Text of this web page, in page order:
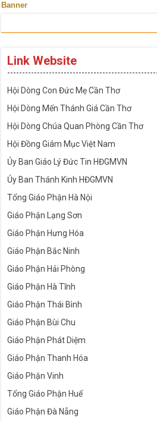
Banner
Link Website
Hội Dòng Con Đức Mẹ Cần Thơ
Hội Dòng Mến Thánh Giá Cần Thơ
Hội Dòng Chúa Quan Phòng Cần Thơ
Hội Đồng Giám Mục Việt Nam
Ủy Ban Giáo Lý Đức Tin HĐGMVN
Ủy Ban Thánh Kinh HĐGMVN
Tổng Giáo Phận Hà Nội
Giáo Phận Lạng Sơn
Giáo Phận Hưng Hóa
Giáo Phận Bắc Ninh
Giáo Phận Hải Phòng
Giáo Phận Hà Tĩnh
Giáo Phận Thái Bình
Giáo Phận Bùi Chu
Giáo Phận Phát Diệm
Giáo Phận Thanh Hóa
Giáo Phận Vinh
Tổng Giáo Phận Huế
Giáo Phận Đà Nẵng